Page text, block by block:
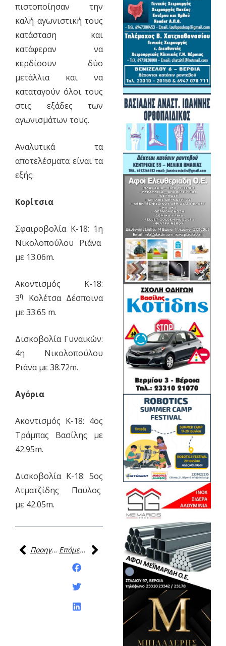
πιστοποίησαν την
καλή αγωνιστική τους
κατάσταση και
κατάφεραν να
κερδίσουν δύο
μετάλλια και να
καταταγούν όλοι τους
στις εξάδες των
αγωνισμάτων τους.
Αναλυτικά τα
αποτελέσματα είναι τα
εξής:
Κορίτσια
Σφαιροβολία Κ-18: 1η
Νικολοπούλου Ριάνα
με 13.06m.
Ακοντισμός Κ-18:
3η
Κολέτσα Δέσποινα
με 33.65 m.
Δισκοβολία Γυναικών:
4η Νικολοπούλου
Ριάνα με 38.72m.
Αγόρια
Ακοντισμός Κ-18: 4ος
Τράμπας Βασίλης με
42.95m.
Δισκοβολία Κ-18: 5ος
Ατματζίδης Παύλος
με 42.05m.
Προηγούμενη
Επόμενη